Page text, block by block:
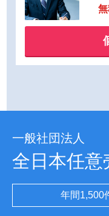
一般社団法人
全日本任意
年間1,500